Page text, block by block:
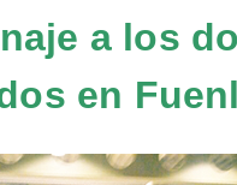
a los
en